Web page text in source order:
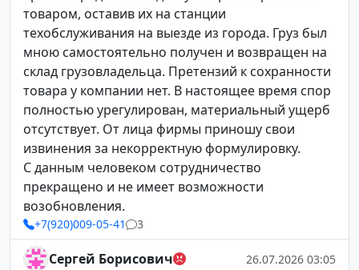
товаром, оставив их на станции
техобслуживания на выезде из города. Груз был
мною самостоятельно получен и возвращен на
склад грузовладельца. Претензий к сохранности
товара у компании нет. В настоящее время спор
полностью урегулирован, материальный ущерб
отсутствует. От лица фирмы приношу свои
извинения за некорректную формулировку.
С данным человеком сотрудничество
прекращено и не имеет возможности
возобновления.
+7(920)009-05-41 3
Сергей Борисович 26.07.2026 03:05